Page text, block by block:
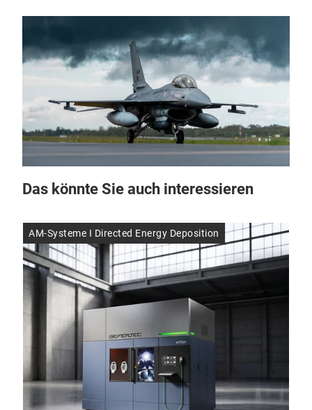
Das könnte Sie auch interessieren
AM-Systeme I Directed Energy Deposition